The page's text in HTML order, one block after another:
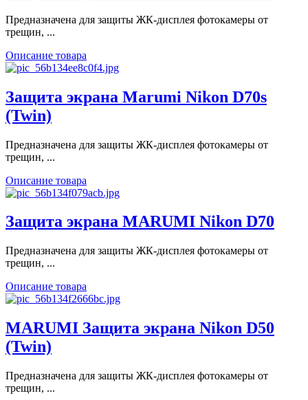
Предназначена для защиты ЖК-дисплея фотокамеры от
трещин, ...
Описание товара
Защита экрана Marumi Nikon D70s
(Twin)
Предназначена для защиты ЖК-дисплея фотокамеры от
трещин, ...
Описание товара
Защита экрана MARUMI Nikon D70
Предназначена для защиты ЖК-дисплея фотокамеры от
трещин, ...
Описание товара
MARUMI Защита экрана Nikon D50
(Twin)
Предназначена для защиты ЖК-дисплея фотокамеры от
трещин, ...